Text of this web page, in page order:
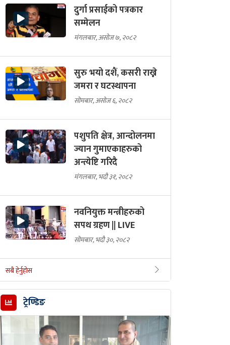
दुर्गा प्रसाईको पत्रकार
सम्मेलन
मंगलबार, असोज ७, २०८२
सुरु भयो दशैं, कसरी राख्ने
जमरा र घटस्थापना
सोमबार, असोज ६, २०८२
पशुपति क्षेत्र, आन्दोलनमा
ज्यान गुमाएकाहरुको
अन्त्येष्टि गरिदै
मंगलबार, भदौ ३१, २०८२
नवनियुक्त मन्त्रीहरुको
सपथ ग्रहण || LIVE
सोमबार, भदौ ३०, २०८२
सबै हेर्नुहोस
ट्रेण्डिङ